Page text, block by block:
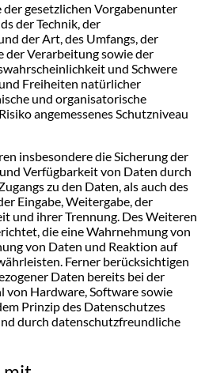
gesetzlichen Vorgabenunter
der Technik, der
der Art, des Umfangs, der
der Verarbeitung sowie der
und Schwere
Freiheiten natürlicher
und organisatorische
angemessenes Schutzniveau
insbesondere die Sicherung der
Verfügbarkeit von Daten durch
zu den Daten, als auch des
Eingabe, Weitergabe, der
und ihrer Trennung. Des Weiteren
die eine Wahrnehmung von
von Daten und Reaktion auf
Ferner berücksichtigen
Daten bereits bei der
von Hardware, Software sowie
Prinzip des Datenschutzes
durch datenschutzfreundliche